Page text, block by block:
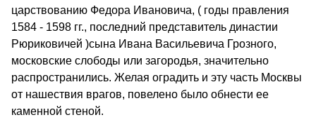
царствованию Федора Ивановича, ( годы правления
1584 - 1598 гг., последний представитель династии
Рюриковичей )сына Ивана Васильевича Грозного,
московские слободы или загородья, значительно
распространились. Желая оградить и эту часть Москвы
от нашествия врагов, повелено было обнести ее
каменной стеной.